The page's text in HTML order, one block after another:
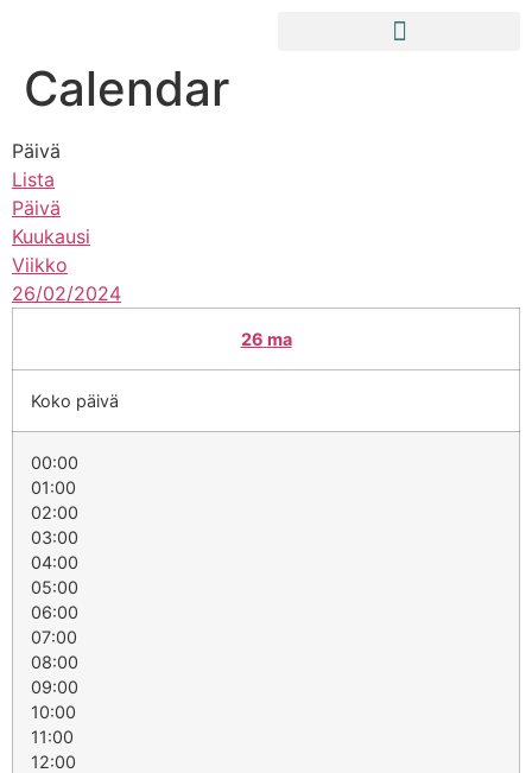
Calendar
Päivä
Lista
Päivä
Kuukausi
Viikko
26/02/2024
26 ma
Koko päivä
00:00
01:00
02:00
03:00
04:00
05:00
06:00
07:00
08:00
09:00
10:00
11:00
12:00